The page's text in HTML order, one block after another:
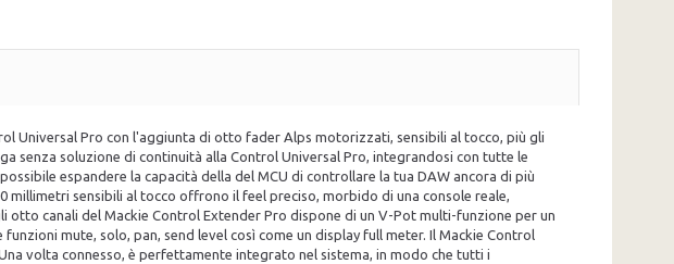
Universal Pro con l'aggiunta di otto fader Alps motorizzati, sensibili al tocco, più gli
senza soluzione di continuità alla Control Universal Pro, integrandosi con tutte le
espandere la capacità della del MCU di controllare la tua DAW ancora di più
sensibili al tocco offrono il feel preciso, morbido di una console reale,
canali del Mackie Control Extender Pro dispone di un V-Pot multi-funzione per un
mute, solo, pan, send level così come un display full meter. Il Mackie Control
volta connesso, è perfettamente integrato nel sistema, in modo che tutti i